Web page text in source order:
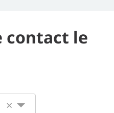
contact le
×